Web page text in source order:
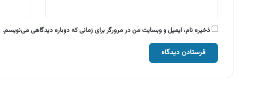
ذخیره نام، ایمیل و وبسایت من در مرورگر برای زمانی که دوباره دیدگاهی می‌نویسم.